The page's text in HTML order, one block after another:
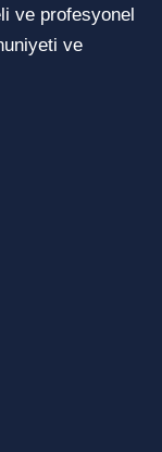
ve profesyonel
ve